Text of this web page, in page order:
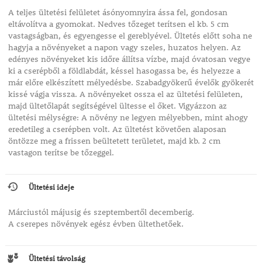
A teljes ültetési felületet ásónyomnyira ássa fel, gondosan
eltávolítva a gyomokat. Nedves tőzeget terítsen el kb. 5 cm
vastagságban, és egyengesse el gereblyével. Ültetés előtt soha ne
hagyja a növényeket a napon vagy szeles, huzatos helyen. Az
edényes növényeket kis időre állítsa vízbe, majd óvatosan vegye
ki a cserépből a földlabdát, késsel hasogassa be, és helyezze a
már előre elkészített mélyedésbe. Szabadgyökerű évelők gyökerét
kissé vágja vissza. A növényeket ossza el az ültetési felületen,
majd ültetőlapát segítségével ültesse el őket. Vigyázzon az
ültetési mélységre: A növény ne legyen mélyebben, mint ahogy
eredetileg a cserépben volt. Az ültetést követően alaposan
öntözze meg a frissen beültetett területet, majd kb. 2 cm
vastagon terítse be tőzeggel.
Ültetési ideje
Márciustól májusig és szeptembertől decemberig.
A cserepes növények egész évben ültethetőek.
Ültetési távolság